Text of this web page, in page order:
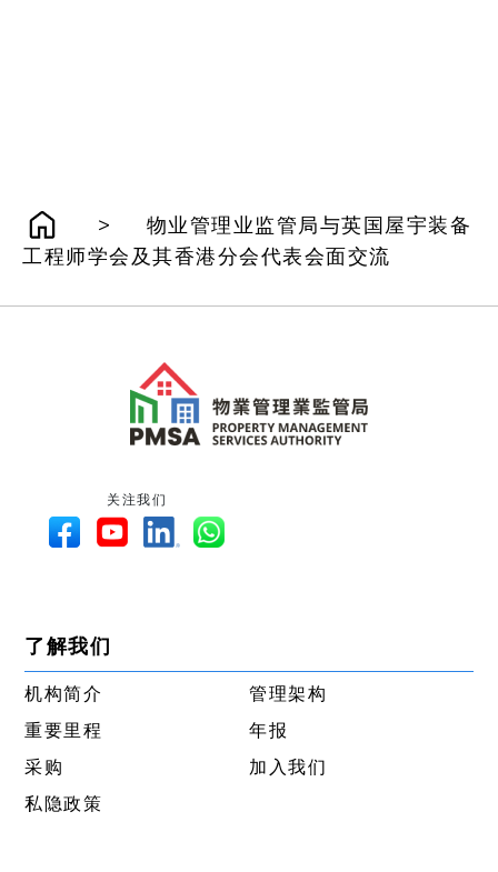
>
物业管理业监管局与英国屋宇装备
工程师学会及其香港分会代表会面交流
关注我们
了解我们
机构简介
管理架构
重要里程
年报
采购
加入我们
私隐政策